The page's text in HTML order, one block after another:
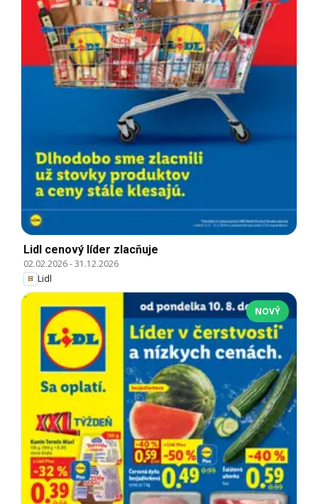
Lidl cenový líder zlacňuje
02.02.2026-31.12.2026
Lidl
NOVÝ